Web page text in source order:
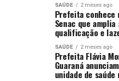
SAÚDE 2 meses ago
Prefeita conhece
Senac que
qualificação e
SAÚDE 2 meses ago
Prefeita Flávia
Guaraná
unidade de saúde